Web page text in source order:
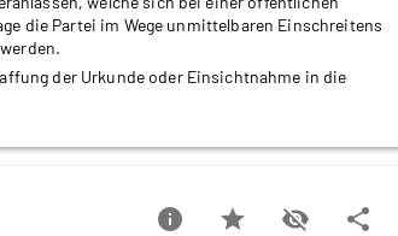
die Partei im Wege unmittelbaren Einschreitens
der Urkunde oder Einsichtnahme in die
info star visibility_off share